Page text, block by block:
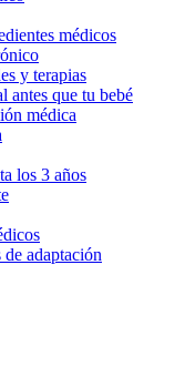
médicos
y terapias
antes que tu bebé
médica
los 3 años
adaptación